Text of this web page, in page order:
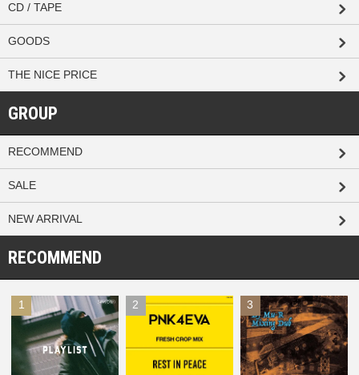
CD / TAPE
GOODS
THE NICE PRICE
GROUP
RECOMMEND
SALE
NEW ARRIVAL
RECOMMEND
1 2 3